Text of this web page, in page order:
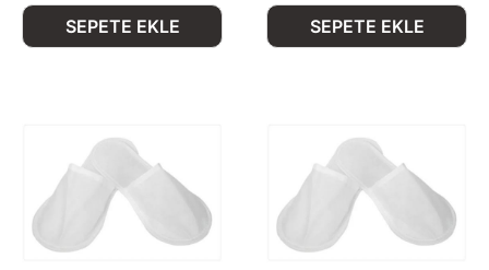
SEPETE EKLE SEPETE EKLE